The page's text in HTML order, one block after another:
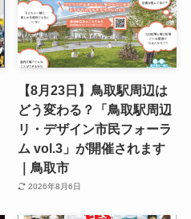
【8月23日】鳥取駅周辺は
どう変わる？「鳥取駅周辺
リ・デザイン市民フォーラ
ム vol.3」が開催されます
｜鳥取市
2026年8月6日